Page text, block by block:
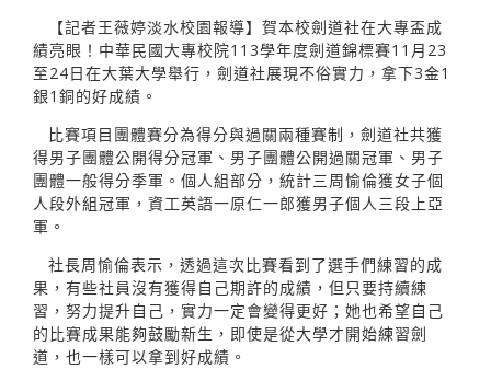
【記者王薇婷淡水校園報導】賀本校劍道社在大專盃成
績亮眼！中華民國大專校院113學年度劍道錦標賽11月23
至24日在大葉大學舉行，劍道社展現不俗實力，拿下3金1
銀1銅的好成績。
比賽項目團體賽分為得分與過關兩種賽制，劍道社共獲
得男子團體公開得分冠軍、男子團體公開過關冠軍、男子
團體一般得分季軍。個人組部分，統計三周愉倫獲女子個
人段外組冠軍，資工英語一原仁一郎獲男子個人三段上亞
軍。
社長周愉倫表示，透過這次比賽看到了選手們練習的成
果，有些社員沒有獲得自己期許的成績，但只要持續練
習，努力提升自己，實力一定會變得更好；她也希望自己
的比賽成果能夠鼓勵新生，即使是從大學才開始練習劍
道，也一樣可以拿到好成績。